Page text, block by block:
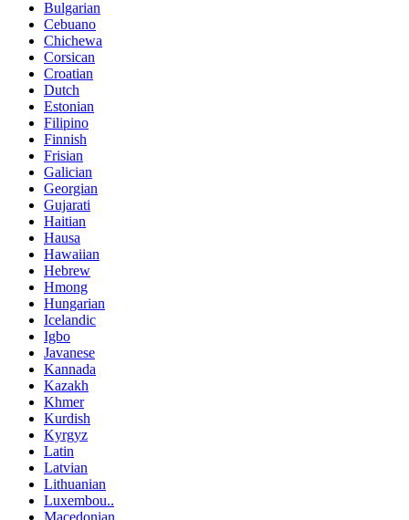
Bulgarian
Cebuano
Chichewa
Corsican
Croatian
Dutch
Estonian
Filipino
Finnish
Frisian
Galician
Georgian
Gujarati
Haitian
Hausa
Hawaiian
Hebrew
Hmong
Hungarian
Icelandic
Igbo
Javanese
Kannada
Kazakh
Khmer
Kurdish
Kyrgyz
Latin
Latvian
Lithuanian
Luxembou..
Macedonian